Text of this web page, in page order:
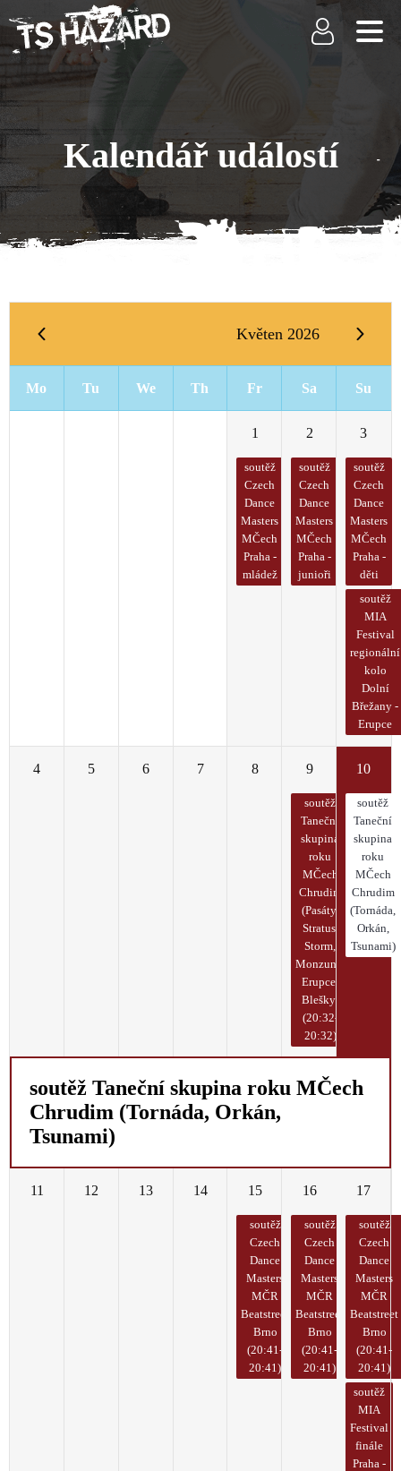
Kalendář událostí
Květen 2026
Mo Tu We Th Fr Sa Su
1
soutěž
Czech
Dance
Masters
MČech
Praha -
mládež
2
soutěž
Czech
Dance
Masters
MČech
Praha -
junioři
3
soutěž
Czech
Dance
Masters
MČech
Praha -
děti
soutěž
MIA
Festival
regionální
kolo
Dolní
Břežany -
Erupce
4 5 6 7 8 9
soutěž
Taneční
skupina
roku
MČech
Chrudim
(Pasáty,
Stratus,
Storm,
Monzuny,
Erupce,
Blešky)
(20:32-
20:32)
10
soutěž
Taneční
skupina
roku
MČech
Chrudim
(Tornáda,
Orkán,
Tsunami)
soutěž Taneční skupina roku MČech
Chrudim (Tornáda, Orkán,
Tsunami)
11 12 13 14 15
soutěž
Czech
Dance
Masters
MČR
Beatstreet
Brno
(20:41-
20:41)
16
soutěž
Czech
Dance
Masters
MČR
Beatstreet
Brno
(20:41-
20:41)
17
soutěž
Czech
Dance
Masters
MČR
Beatstreet
Brno
(20:41-
20:41)
soutěž
MIA
Festival
finále
Praha -